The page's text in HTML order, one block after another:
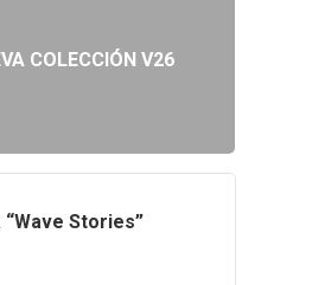
COLECCIÓN V26
“Wave Stories”